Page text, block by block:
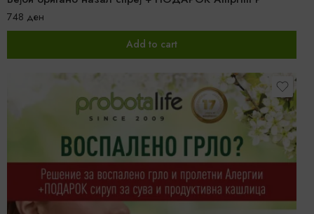
748 ден
Add to cart